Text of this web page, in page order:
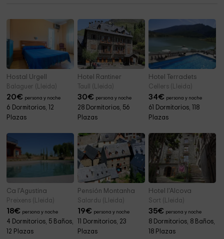
Hostal Urgell
Balaguer (Lleida)
20€ persona y noche
6 Dormitorios, 12
Plazas
Hotel Rantiner
Taull (Lleida)
30€ persona y noche
28 Dormitorios, 56
Plazas
Hotel Terradets
Cellers (Lleida)
34€ persona y noche
61 Dormitorios, 118
Plazas
Ca l'Agustina
Preixens (Lleida)
18€ persona y noche
4 Dormitorios, 5 Baños,
12 Plazas
Pensión Montanha
Salardu (Lleida)
19€ persona y noche
11 Dormitorios, 23
Plazas
Hotel l'Alcova
Sort (Lleida)
35€ persona y noche
8 Dormitorios, 8 Baños,
18 Plazas